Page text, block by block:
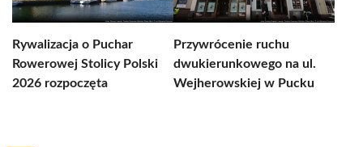
Rywalizacja o Puchar
Rowerowej Stolicy Polski
2026 rozpoczęta
Przywrócenie ruchu
dwukierunkowego na ul.
Wejherowskiej w Pucku